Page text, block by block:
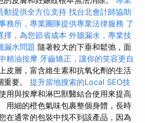
動提供全方位支持 找台北會計師協助
務所，專業團隊提供專業法律服務 了
擇，為您節省成本 外牆漏水，專業技
漏水問題 隨著較大的下垂和鬆弛，面
精油按摩 牙齒矯正，讓你的笑容更自
皮層，富含維生素和抗氧化劑的生活
重要。 提升當地搜索的Local SEO技
用與按摩和淋巴獸醫結合使用來提高
用細的橙色氣味包裹整個身體，長時
在通常的包裝中找不到該產品，因為